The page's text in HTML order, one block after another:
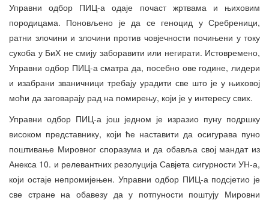
Управни одбор ПИЦ-а одаје почаст жртвама и њиховим
породицама. Поновљено је да се геноцид у Сребреници,
ратни злочини и злочини против човјечности почињени у току
сукоба у БиХ не смију заборавити или негирати. Истовремено,
Управни одбор ПИЦ-а сматра да, посебно ове године, лидери
и изабрани званичници требају урадити све што је у њиховој
моћи да заговарају рад на помирењу, који је у интересу свих.
Управни одбор ПИЦ-а још једном је изразио пуну подршку
високом представнику, који ће наставити да осигурава пуно
поштивање Мировног споразума и да обавља свој мандат из
Анекса 10. и релевантних резолуција Савјета сигурности УН-а,
који остаје непромијењен. Управни одбор ПИЦ-а подсјетио је
све стране на обавезу да у потпуности поштују Мировни